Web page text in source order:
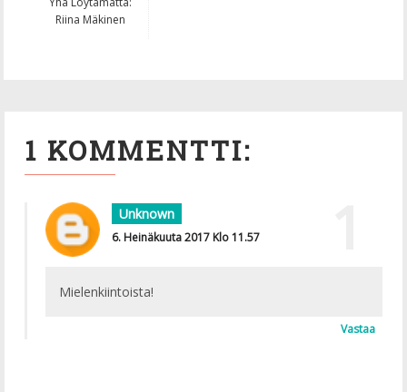
Riina Mäkinen
1 KOMMENTTI:
Unknown
6. Heinäkuuta 2017 Klo 11.57
Mielenkiintoista!
Vastaa